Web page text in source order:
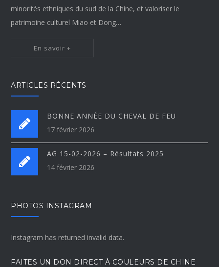
minorités ethniques du sud de la Chine, et valoriser le
patrimoine culturel Miao et Dong…
En savoir +
ARTICLES RÉCENTS
BONNE ANNÉE DU CHEVAL DE FEU
17 février 2026
AG 15-02-2026 – Résultats 2025
14 février 2026
PHOTOS INSTAGRAM
Instagram has returned invalid data.
FAITES UN DON DIRECT À COULEURS DE CHINE